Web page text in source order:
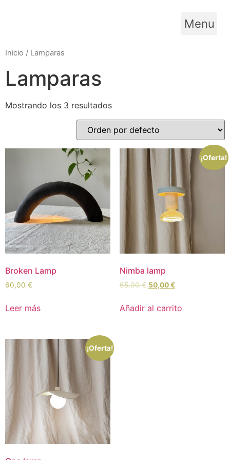
Menu
Inicio / Lamparas
Lamparas
Mostrando los 3 resultados
Broken Lamp
60,00 €
Leer más
¡Oferta!
Nimba lamp
65,00€ 50,00€
Añadir al carrito
¡Oferta!